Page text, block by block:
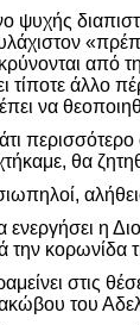
ψυχής
από
τίποτε άλλο
να
θα
η
την κορωνίδα
στις
του